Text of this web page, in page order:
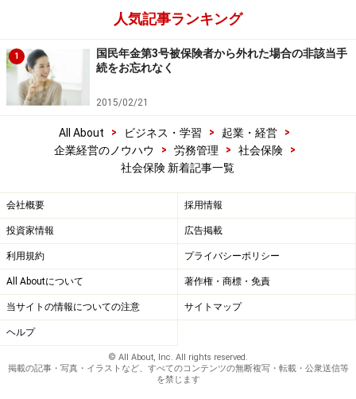
人気記事ランキング
1
国民年金第3号被保険者から外れた場合の非該当手
続をお忘れなく
2015/02/21
All About > ビジネス・学習 > 起業・経営
>
企業経営のノウハウ
> 労務管理 > 社会保険
>
社会保険 新着記事一覧
会社概要 採用情報
投資家情報 広告掲載
利用規約 プライバシーポリシー
All Aboutについて 著作権・商標・免責
当サイトの情報についての注意 サイトマップ
ヘルプ
© All About, Inc. All rights reserved.
掲載の記事・写真・イラストなど、すべてのコンテンツの無断複写・転載・公衆送信等
を禁じます